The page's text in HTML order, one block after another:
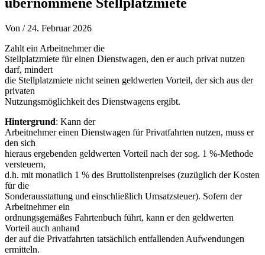
Von / 24. Februar 2026
Zahlt ein Arbeitnehmer die
Stellplatzmiete für einen Dienstwagen, den er auch privat nutzen
darf, mindert
die Stellplatzmiete nicht seinen geldwerten Vorteil, der sich aus der
privaten
Nutzungsmöglichkeit des Dienstwagens ergibt.
Hintergrund: Kann der
Arbeitnehmer einen Dienstwagen für Privatfahrten nutzen, muss er
den sich
hieraus ergebenden geldwerten Vorteil nach der sog. 1 %-Methode
versteuern,
d.h. mit monatlich 1 % des Bruttolistenpreises (zuzüglich der Kosten
für die
Sonderausstattung und einschließlich Umsatzsteuer). Sofern der
Arbeitnehmer ein
ordnungsgemäßes Fahrtenbuch führt, kann er den geldwerten
Vorteil auch anhand
der auf die Privatfahrten tatsächlich entfallenden Aufwendungen
ermitteln.